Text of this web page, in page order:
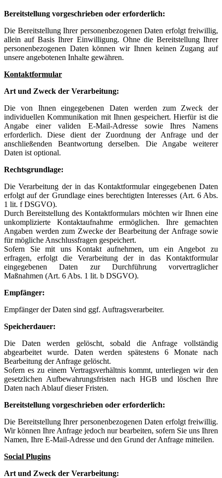
Bereitstellung vorgeschrieben oder erforderlich:
Die Bereitstellung Ihrer personenbezogenen Daten erfolgt freiwillig,
allein auf Basis Ihrer Einwilligung. Ohne die Bereitstellung Ihrer
personenbezogenen Daten können wir Ihnen keinen Zugang auf
unsere angebotenen Inhalte gewähren.
Kontaktformular
Art und Zweck der Verarbeitung:
Die von Ihnen eingegebenen Daten werden zum Zweck der
individuellen Kommunikation mit Ihnen gespeichert. Hierfür ist die
Angabe einer validen E-Mail-Adresse sowie Ihres Namens
erforderlich. Diese dient der Zuordnung der Anfrage und der
anschließenden Beantwortung derselben. Die Angabe weiterer
Daten ist optional.
Rechtsgrundlage:
Die Verarbeitung der in das Kontaktformular eingegebenen Daten
erfolgt auf der Grundlage eines berechtigten Interesses (Art. 6 Abs.
1 lit. f DSGVO).
Durch Bereitstellung des Kontaktformulars möchten wir Ihnen eine
unkomplizierte Kontaktaufnahme ermöglichen. Ihre gemachten
Angaben werden zum Zwecke der Bearbeitung der Anfrage sowie
für mögliche Anschlussfragen gespeichert.
Sofern Sie mit uns Kontakt aufnehmen, um ein Angebot zu
erfragen, erfolgt die Verarbeitung der in das Kontaktformular
eingegebenen Daten zur Durchführung vorvertraglicher
Maßnahmen (Art. 6 Abs. 1 lit. b DSGVO).
Empfänger:
Empfänger der Daten sind ggf. Auftragsverarbeiter.
Speicherdauer:
Die Daten werden gelöscht, sobald die Anfrage vollständig
abgearbeitet wurde. Daten werden spätestens 6 Monate nach
Bearbeitung der Anfrage gelöscht.
Sofern es zu einem Vertragsverhältnis kommt, unterliegen wir den
gesetzlichen Aufbewahrungsfristen nach HGB und löschen Ihre
Daten nach Ablauf dieser Fristen.
Bereitstellung vorgeschrieben oder erforderlich:
Die Bereitstellung Ihrer personenbezogenen Daten erfolgt freiwillig.
Wir können Ihre Anfrage jedoch nur bearbeiten, sofern Sie uns Ihren
Namen, Ihre E-Mail-Adresse und den Grund der Anfrage mitteilen.
Social Plugins
Art und Zweck der Verarbeitung: